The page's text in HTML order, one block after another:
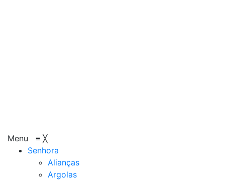
Menu ≡ ╳
Senhora
Alianças
Argolas